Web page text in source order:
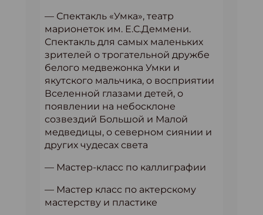
— Спектакль «Умка», театр
марионеток им. Е.С.Деммени.
Спектакль для самых маленьких
зрителей о трогательной дружбе
белого медвежонка Умки и
якутского мальчика, о восприятии
Вселенной глазами детей, о
появлении на небосклоне
созвездий Большой и Малой
медведицы, о северном сиянии и
других чудесах света
— Мастер-класс по каллиграфии
— Мастер класс по актерскому
мастерству и пластике